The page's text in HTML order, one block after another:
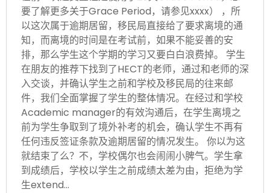
要了解更多关于Grace Period，请参见xxxx） ，所
以这次属于逾期居留，移民局直接给了要求离境的通
知，而离境的时间是在考试前，如果不能妥善的安
排，那么学生这个学期的学习又要白白浪费掉。 学生
在朋友的推荐下找到了HECT的老师，通过和老师的深
入交谈，并确认学生之前和学校及移民局的往来邮
件，我们全面掌握了学生的整体情况。在经过和学校
Academic manager的有效沟通后，在学生离境之
前为学生争取到了境外补考的机会，确认学生不再有
任何违反签证条款及逾期居留的情况发生。 你以为这
就结束了么？不，学校偶尔也会闹闹小脾气。学生拿
到成绩后，学校以学生之前成绩太差为由，拒绝为学
生extend…